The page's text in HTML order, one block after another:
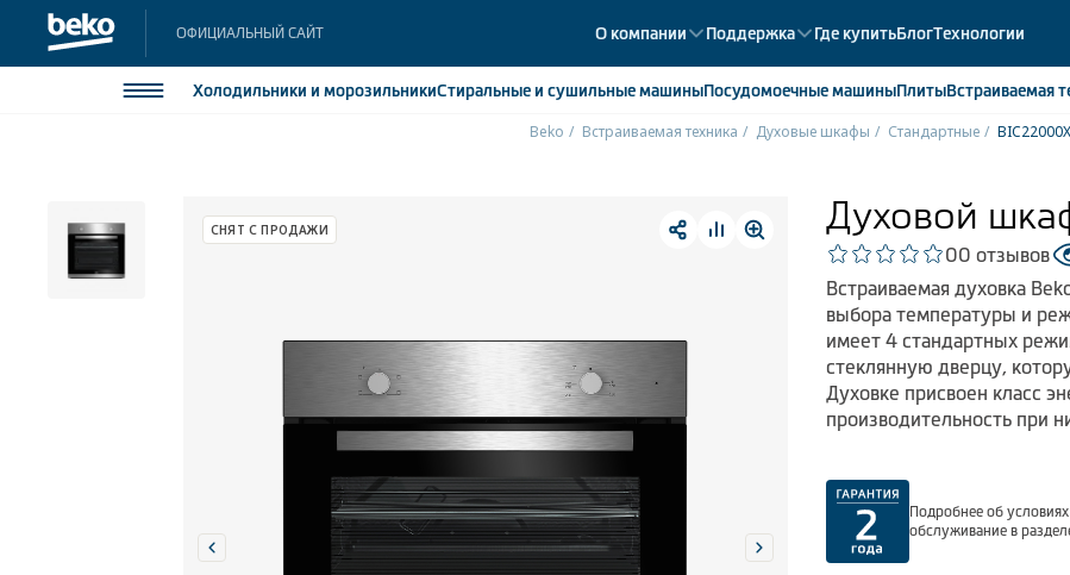
ОФИЦИАЛЬНЫЙ САЙТ О компании Поддержка Где купитьБлогТехнологии
Холодильники и морозильникиСтиральные и сушильные машиныПосудомоечныемашиныПлитыВстраиваемая
Стиральные и сушильные машины
Beko Встраиваемая техника Духовые шкафы Стандартные BIC22000X
СНЯТ С ПРОДАЖИ Духовой
00 отзывов
Встраиваемая духовка
выбора температуры и
имеет 4 стандартных
стеклянную дверцу,
Духовке присвоен класс
производительность при
Подробнее об
обслуживание в